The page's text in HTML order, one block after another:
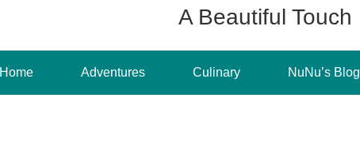
A Beautiful Touch
Home Adventures Culinary NuNu’s Blog